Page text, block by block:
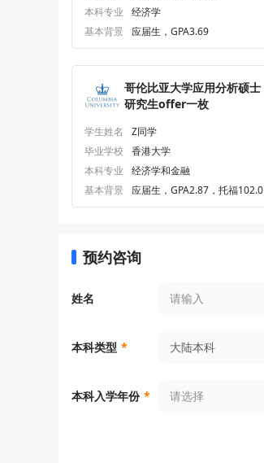
本科专业
经济学
基本背景
应届生，GPA3.69
哥伦比亚大学应用分析硕士
研究生offer一枚
学生姓名
Z同学
毕业学校
香港大学
本科专业
经济学和金融
基本背景
应届生，GPA2.87，托福102.0
预约咨询
姓名
本科类型 * 大陆本科
本科入学年份 * 请选择